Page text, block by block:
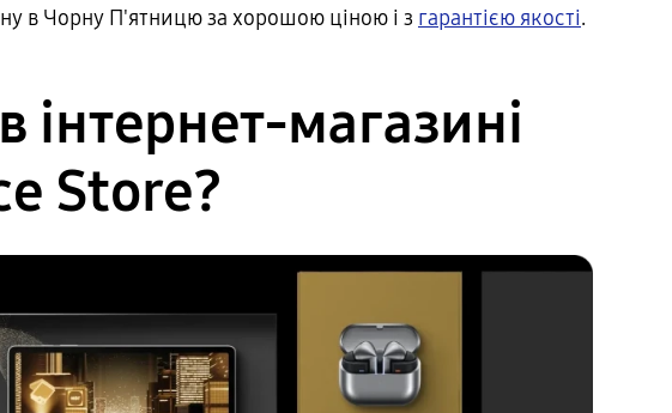
в Чорну П'ятницю за хорошою ціною і з гарантією якості.
магазині
Store?